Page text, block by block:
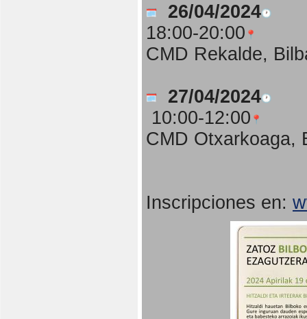
26/04/2024
18:00-20:00
CMD Rekalde,
27/04/2024
10:00-12:00
CMD Otxarkoaga,
Inscripciones en: